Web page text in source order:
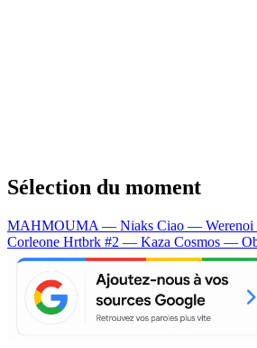
Sélection du moment
MAHMOUMA — Niaks Ciao — Werenoi
Corleone Hrtbrk #2 — Kaza Cosmos —